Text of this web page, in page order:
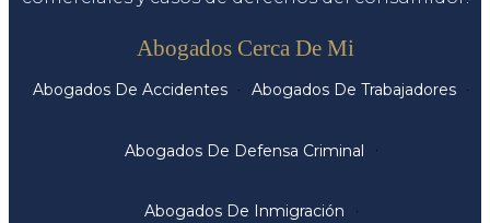
Abogados Cerca De Mi
Abogados De Accidentes Abogados De Trabajadores
Abogados De Defensa Criminal
Abogados De Inmigración